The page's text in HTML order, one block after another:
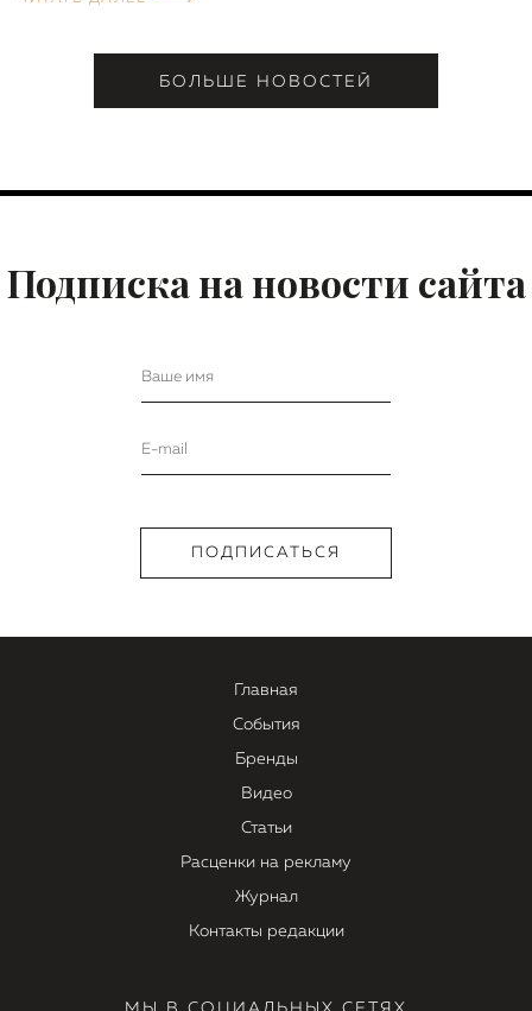
БОЛЬШЕ НОВОСТЕЙ
Подписка на новости сайта
Главная
События
Бренды
Видео
Статьи
Расценки на рекламу
Журнал
Контакты редакции